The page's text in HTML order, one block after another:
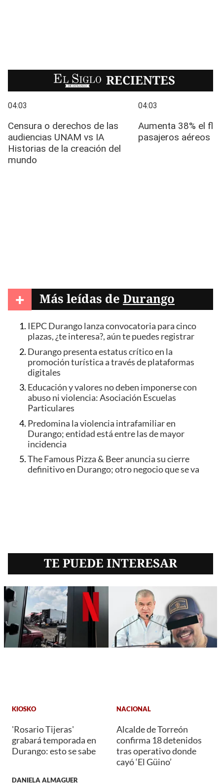
EL SIGLO RECIENTES
+ Más leídas de Durango
IEPC Durango lanza convocatoria para cinco
plazas, ¿te interesa?, aún te puedes registrar
Durango presenta estatus crítico en la
promoción turística a través de plataformas
digitales
Educación y valores no deben imponerse con
abuso ni violencia: Asociación Escuelas
Particulares
Predomina la violencia intrafamiliar en
Durango; entidad está entre las de mayor
incidencia
The Famous Pizza & Beer anuncia su cierre
definitivo en Durango; otro negocio que se va
TE PUEDE INTERESAR
KIOSKO
'Rosario Tijeras'
grabará temporada en
Durango: esto se sabe
DANIELA ALMAGUER
NACIONAL
Alcalde de Torreón
confirma 18 detenidos
tras operativo donde
cayó ‘El Güino’